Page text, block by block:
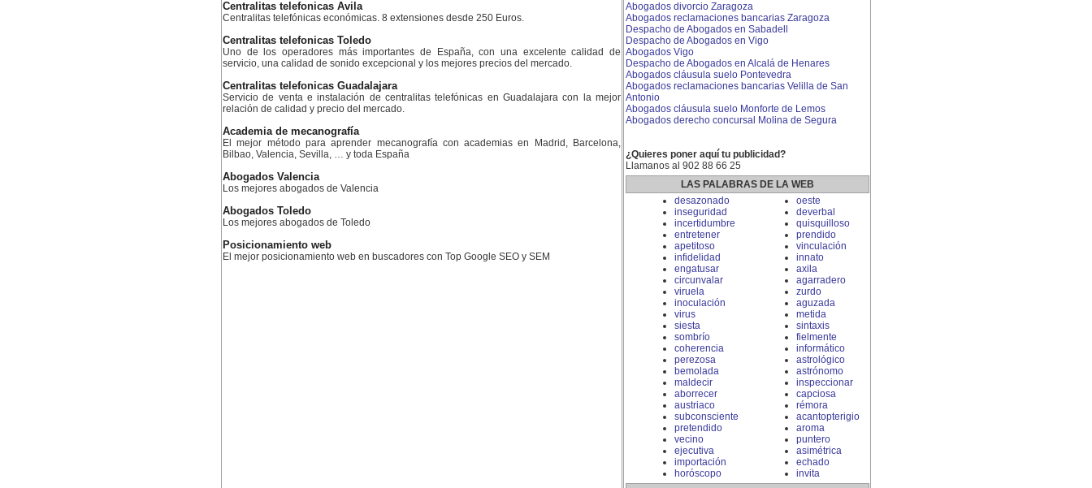
Centralitas telefonicas Avila
Centralitas telefónicas económicas. 8 extensiones desde 250 Euros.
Centralitas telefonicas Toledo
Uno de los operadores más importantes de España, con una excelente calidad de
servicio, una calidad de sonido excepcional y los mejores precios del mercado.
Centralitas telefonicas Guadalajara
Servicio de venta e instalación de centralitas telefónicas en Guadalajara con la mejor
relación de calidad y precio del mercado.
Academia de mecanografía
El mejor método para aprender mecanografía con academias en Madrid, Barcelona,
Bilbao, Valencia, Sevilla, … y toda España
Abogados Valencia
Los mejores abogados de Valencia
Abogados Toledo
Los mejores abogados de Toledo
Posicionamiento web
El mejor posicionamiento web en buscadores con Top Google SEO y SEM
Abogados divorcio Zaragoza
Abogados reclamaciones bancarias Zaragoza
Despacho de Abogados en Sabadell
Despacho de Abogados en Vigo
Abogados Vigo
Despacho de Abogados en Alcalá de Henares
Abogados cláusula suelo Pontevedra
Abogados reclamaciones bancarias Velilla de San
Antonio
Abogados cláusula suelo Monforte de Lemos
Abogados derecho concursal Molina de Segura
¿Quieres poner aquí tu publicidad?
Llamanos al 902 88 66 25
LAS PALABRAS DE LA WEB
desazonado
inseguridad
incertidumbre
entretener
apetitoso
infidelidad
engatusar
circunvalar
viruela
inoculación
virus
siesta
sombrío
coherencia
perezosa
bemolada
maldecir
aborrecer
austriaco
subconsciente
pretendido
vecino
ejecutiva
importación
horóscopo
oeste
deverbal
quisquilloso
prendido
vinculación
innato
axila
agarradero
zurdo
aguzada
metida
sintaxis
fielmente
informático
astrológico
astrónomo
inspeccionar
capciosa
rémora
acantopterigio
aroma
puntero
asimétrica
echado
invita